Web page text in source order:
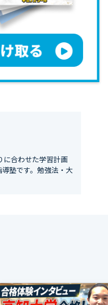
に合わせた学習計画
塾です。勉強法・大